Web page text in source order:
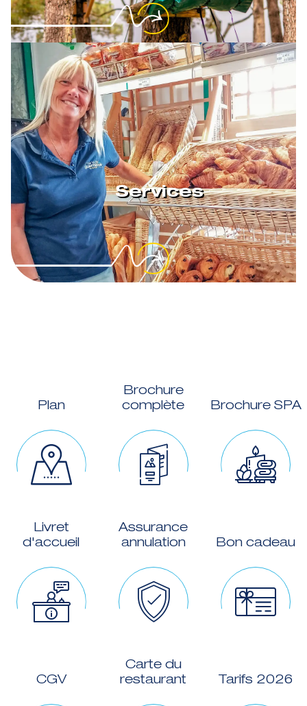
Services
Plan
Brochure
complète
Brochure SPA
Livret
d'accueil
Assurance
annulation
Bon cadeau
CGV
Carte du
restaurant
Tarifs 2026